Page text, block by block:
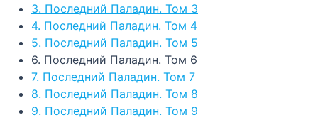
3. Последний Паладин. Том 3
4. Последний Паладин. Том 4
5. Последний Паладин. Том 5
6. Последний Паладин. Том 6
7. Последний Паладин. Том 7
8. Последний Паладин. Том 8
9. Последний Паладин. Том 9